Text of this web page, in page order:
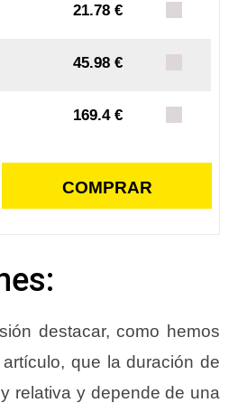
21.78 €
45.98 €
169.4 €
COMPRAR
destacar, como hemos
que la duración de
relativa y depende de una